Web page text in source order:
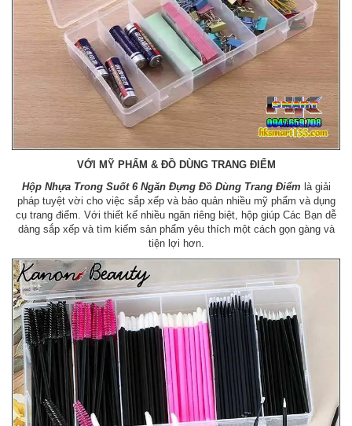
VỚI MỸ PHẨM & ĐỒ DÙNG TRANG ĐIỂM
Hộp Nhựa Trong Suốt 6 Ngăn Đựng Đồ Dùng Trang Điểm là giải
pháp tuyệt vời cho việc sắp xếp và bảo quản nhiều mỹ phẩm và dụng
cụ trang điểm. Với thiết kế nhiều ngăn riêng biệt, hộp giúp Các Bạn dễ
dàng sắp xếp và tìm kiếm sản phẩm yêu thích một cách gọn gàng và
tiện lợi hơn.